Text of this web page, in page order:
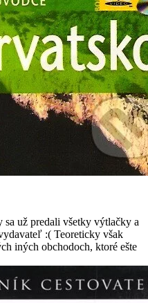
už predali všetky výtlačky a
:( Teoreticky však
iných obchodoch, ktoré ešte